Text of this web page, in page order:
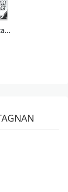
Jean-Yves Mitton - Les 4 Fantastiques - Album double #5 - planche originale - comic art